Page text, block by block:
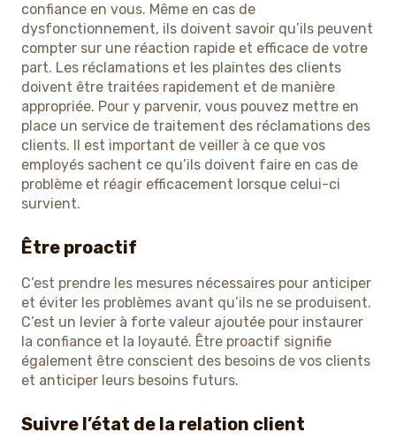
confiance en vous. Même en cas de
dysfonctionnement, ils doivent savoir qu’ils peuvent
compter sur une réaction rapide et efficace de votre
part. Les réclamations et les plaintes des clients
doivent être traitées rapidement et de manière
appropriée. Pour y parvenir, vous pouvez mettre en
place un service de traitement des réclamations des
clients. Il est important de veiller à ce que vos
employés sachent ce qu’ils doivent faire en cas de
problème et réagir efficacement lorsque celui-ci
survient.
Être proactif
C’est prendre les mesures nécessaires pour anticiper
et éviter les problèmes avant qu’ils ne se produisent.
C’est un levier à forte valeur ajoutée pour instaurer
la confiance et la loyauté. Être proactif signifie
également être conscient des besoins de vos clients
et anticiper leurs besoins futurs.
Suivre l’état de la relation client